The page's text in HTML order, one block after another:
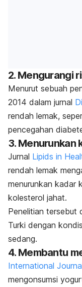
2. Mengurangi
Menurut sebuah
2014 dalam jurnal
rendah lemak,
pencegahan
3. Menurunkan
Jurnal Lipids in
rendah lemak
menurunkan kadar
kolesterol jahat.
Penelitian tersebut
Turki dengan
sedang.
4. Membantu
International
mengonsumsi